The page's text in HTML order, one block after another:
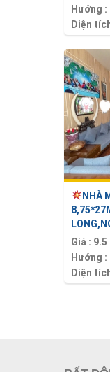
Hướng :
Diện
NHÀ
Giá : 9.5
Hướng :
Diện